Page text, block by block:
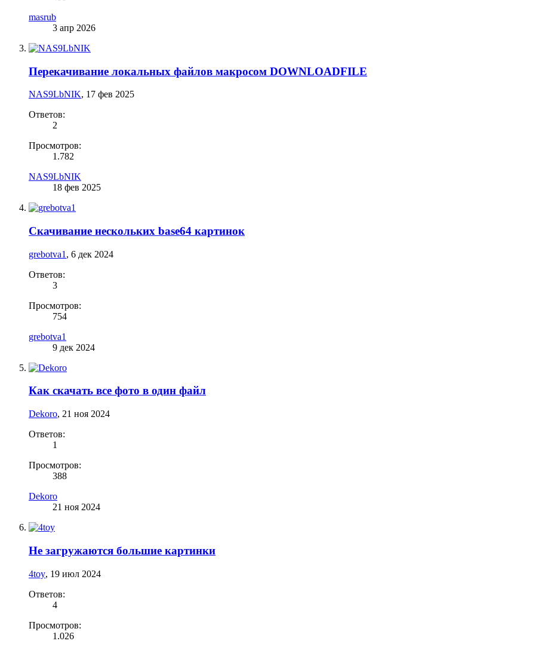
masrub
3 апр 2026
Перекачивание локальных файлов макросом DOWNLOADFILE
NAS9LbNIK, 17 фев 2025
Ответов:
2
Просмотров:
1.782
NAS9LbNIK
18 фев 2025
Скачивание нескольких base64 картинок
grebotva1 , 6 дек 2024
Ответов:
3
Просмотров:
754
grebotva1
9 дек 2024
Как скачать все фото в один файл
Dekoro, 21 ноя 2024
Ответов:
1
Просмотров:
388
Dekoro
21 ноя 2024
Не загружаются большие картинки
4toy, 19 июл 2024
Ответов:
4
Просмотров:
1.026